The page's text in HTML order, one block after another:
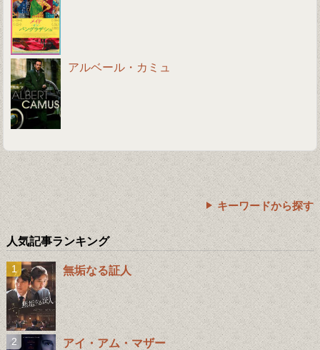
アルベール・カミュ
キーワードから探す
人気記事ランキング
無垢なる証人
アイ・アム・マザー